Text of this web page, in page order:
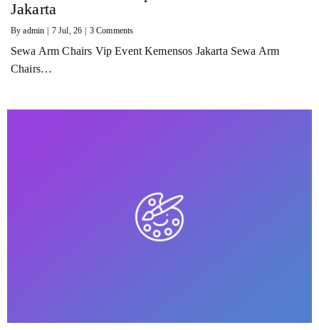
Jakarta
Byadmin 7 Jul, 26 3 Comments
Sewa Arm Chairs Vip Event Kemensos Jakarta Sewa Arm
Chairs…